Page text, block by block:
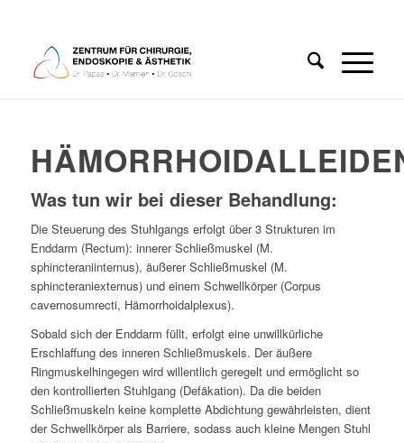
Was tun wir bei dieser Behandlung:
Die Steuerung des Stuhlgangs erfolgt über 3 Strukturen im
Enddarm (Rectum): innerer Schließmuskel (M.
sphincteraniinternus), äußerer Schließmuskel (M.
sphincteraniexternus) und einem Schwellkörper (Corpus
cavernosumrecti, Hämorrhoidalplexus).
Sobald sich der Enddarm füllt, erfolgt eine unwillkürliche
Erschlaffung des inneren Schließmuskels. Der äußere
Ringmuskelhingegen wird willentlich geregelt und ermöglicht so
den kontrollierten Stuhlgang (Defäkation). Da die beiden
Schließmuskeln keine komplette Abdichtung gewährleisten, dient
der Schwellkörper als Barriere, sodass auch kleine Mengen Stuhl